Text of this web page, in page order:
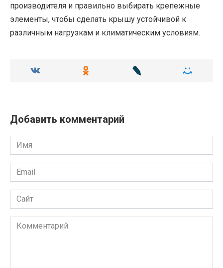
производителя и правильно выбирать крепежные
элементы, чтобы сделать крышу устойчивой к
различным нагрузкам и климатическим условиям.
Добавить комментарий
Имя
Email
Сайт
Комментарий